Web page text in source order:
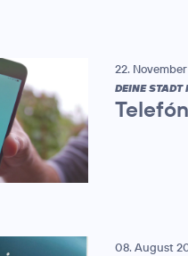
22.
DEINE STADT
08. August